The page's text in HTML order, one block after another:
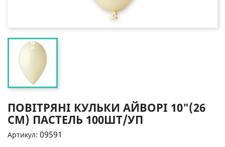
ПОВІТРЯНІ КУЛЬКИ АЙВОРІ 10"(26
СМ) ПАСТЕЛЬ 100ШТ/УП
Артикул: 09591